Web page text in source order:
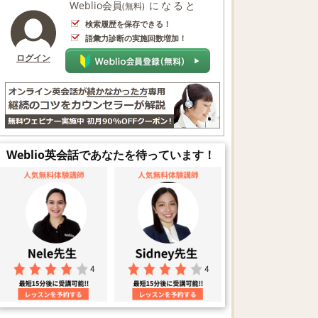
ログイン
Weblio会員(無料) になると
検索履歴を保存できる！
語彙力診断の実施回数増加！
Weblio英会話であなたを待っています！